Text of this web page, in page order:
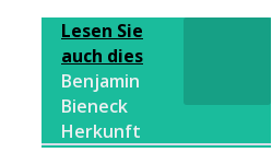
Lesen Sie
auch dies
Benjamin
Bieneck
Herkunft